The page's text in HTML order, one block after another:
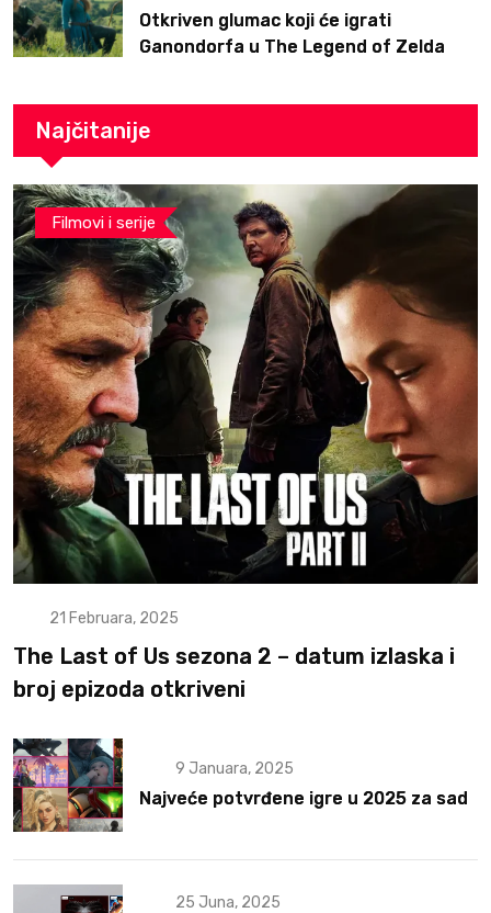
Otkriven glumac koji će igrati
Ganondorfa u The Legend of Zelda
Najčitanije
Filmovi i serije
21 Februara, 2025
The Last of Us sezona 2 – datum izlaska i
broj epizoda otkriveni
9 Januara, 2025
Najveće potvrđene igre u 2025 za sad
25 Juna, 2025